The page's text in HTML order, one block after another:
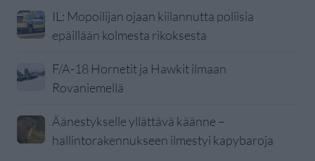
IL: Mopoilijan ojaan kiilannutta poliisia
epäillään kolmesta rikoksesta
F/A-18 Hornetit ja Hawkit ilmaan
Rovaniemellä
Äänestykselle yllättävä käänne –
hallintorakennukseen ilmestyi kapybaroja